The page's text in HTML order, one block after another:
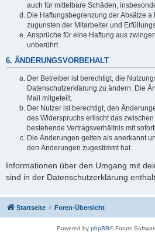
auch für mittelbare Schäden,
Die Haftungsbegrenzung der Absätze
zugunsten der Mitarbeiter und
Ansprüche für eine Haftung aus
unberührt.
6. ÄNDERUNGSVORBEHALT
Der Betreiber ist berechtigt, die
Datenschutzerklärung zu ändern. Die
Mail mitgeteilt.
Der Nutzer ist berechtigt, den
des Widerspruchs erlischt das
bestehende Vertragsverhältnis mit
Die Änderungen gelten als anerkannt
den Änderungen zugestimmt hat.
Informationen über den Umgang mit
sind in der Datenschutzerklärung
Startseite Foren-Übersicht
Powered by phpBB® Forum